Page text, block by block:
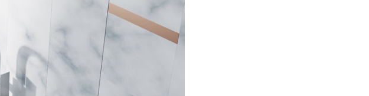
in bagno: varietà di materiali
essere realizzato con un materiale che presenti una capacità